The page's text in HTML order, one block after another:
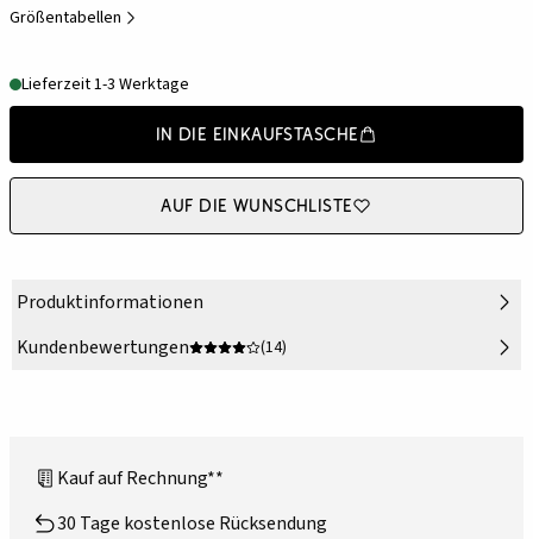
Größentabellen
Lieferzeit 1-3 Werktage
In die Einkaufstasche
Auf die Wunschliste
Produktinformationen
Kundenbewertungen
(14)
Kauf auf Rechnung**
30 Tage kostenlose Rücksendung